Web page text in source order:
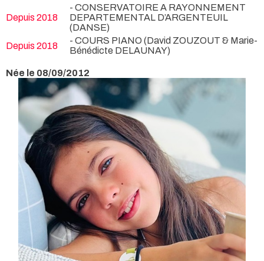
Depuis 2018
- CONSERVATOIRE A RAYONNEMENT
DEPARTEMENTAL D’ARGENTEUIL
(DANSE)
Depuis 2018
- COURS PIANO (David ZOUZOUT & Marie-
Bénédicte DELAUNAY)
Née le 08/09/2012